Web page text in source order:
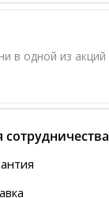
в одной из акций